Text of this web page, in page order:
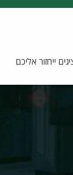
טכנולוגיה
אליכם